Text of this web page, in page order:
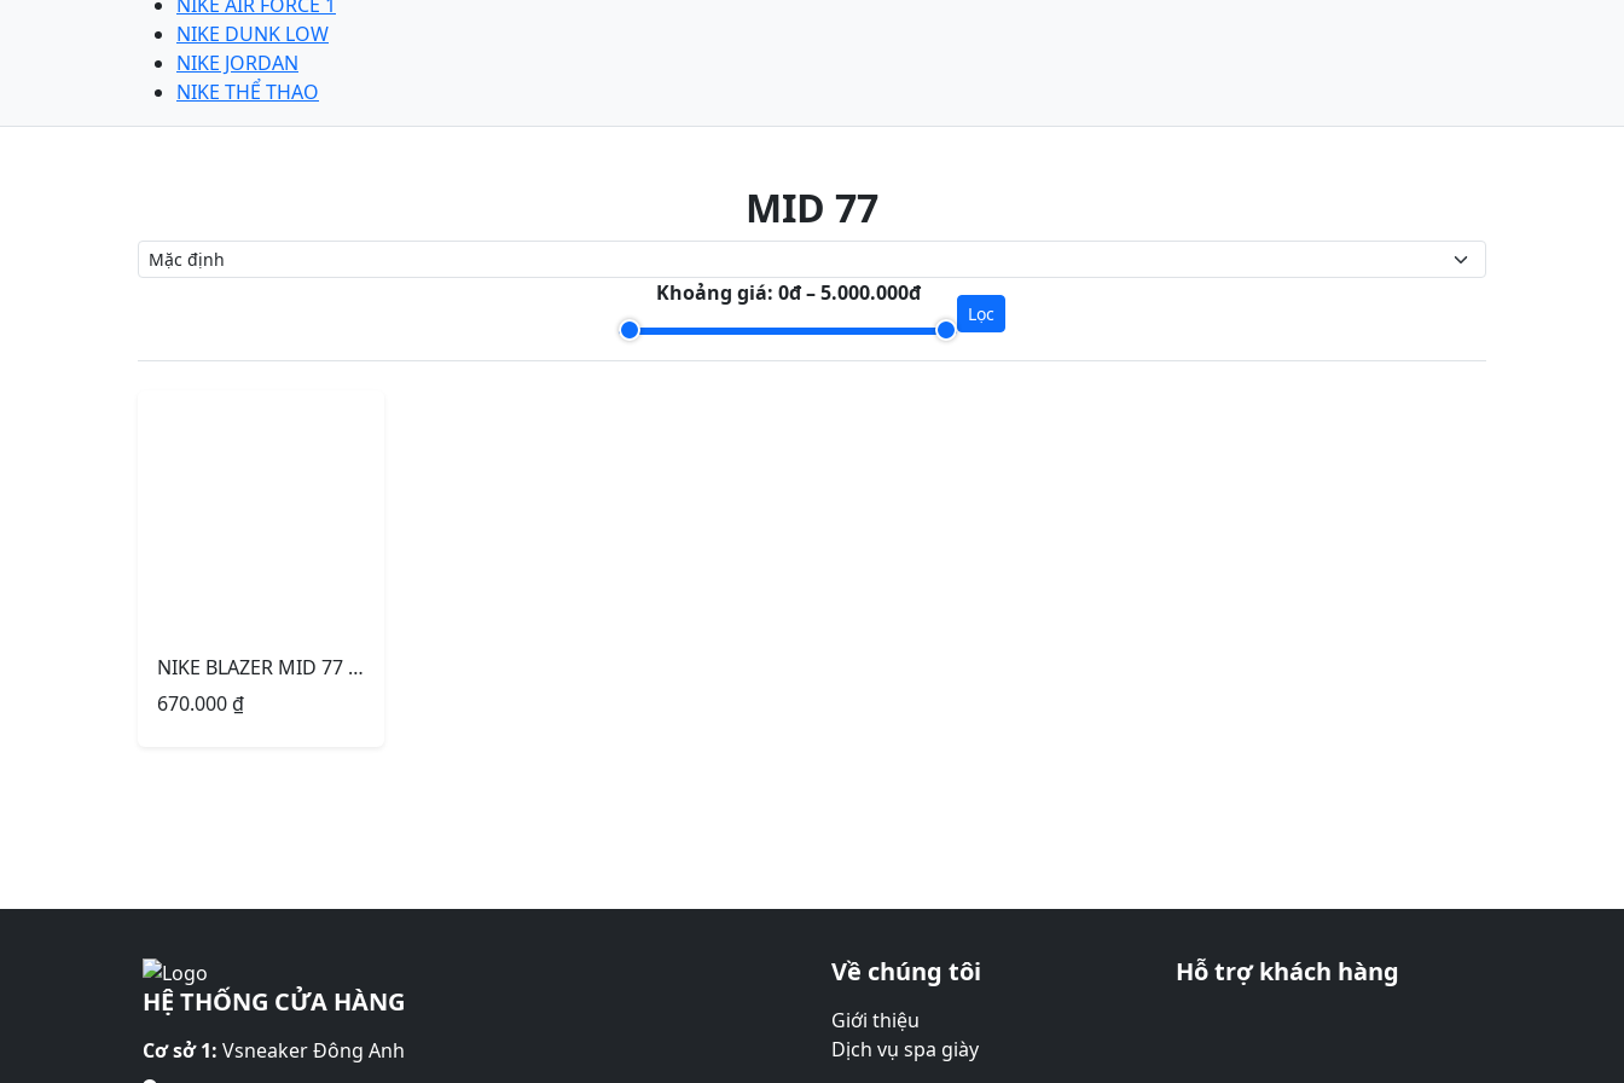
NIKE DUNK LOW
NIKE JORDAN
NIKE THỂ THAO
MID 77
Khoảng giá: 0đ – 5.000.000đ
Lọc
NIKE BLAZER MID 77 BLACK WHITE
670.000₫
HỆ THỐNG CỬA HÀNG
Cơ sở 1: Vsneaker Đông Anh
Về chúng tôi
Giới thiệu
Dịch vụ spa giày
Hỗ trợ khách hàng